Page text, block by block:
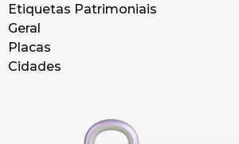
Etiquetas Patrimoniais
Geral
Placas
Cidades